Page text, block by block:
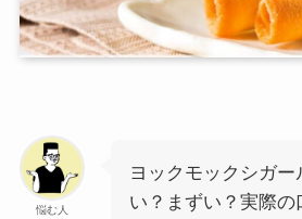
悩む人
ヨックモックシガー
い？まずい？実際の